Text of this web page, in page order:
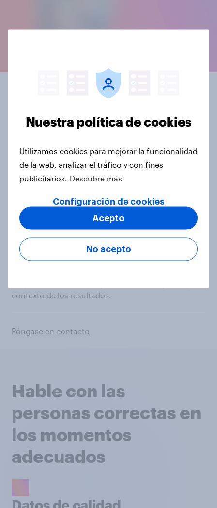
Adaptado a sus
necesidades
respuesta rápida y prediseñados, con la opción de
adaptar su investigación incluyendo preguntas
personalizadas adicionales.
Desbloquee una comprensión inigualable del ciclo
de vida del cliente: realice encuestas de forma
continua para un seguimiento regular o
investigaciones puntuales y descubra el motivo de
la puntuación NPS - Net Promoters Score™.
contexto de los resultados.
Póngase en contacto
Hable con las
personas correctas en
los momentos
adecuados
Datos de calidad
Nuestra política de cookies
Utilizamos cookies para mejorar la funcionalidad
de la web, analizar el tráfico y con fines
publicitarios.
Descubre más
Configuración de cookies
No acepto
Acepto